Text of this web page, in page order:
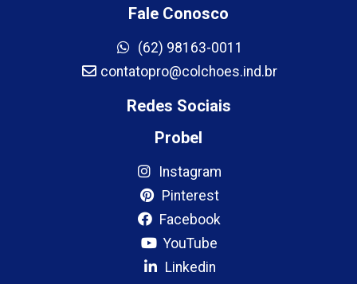
Fale Conosco
(62) 98163-0011
contatopro@colchoes.ind.br
Redes Sociais
Probel
Instagram
Pinterest
Facebook
YouTube
Linkedin